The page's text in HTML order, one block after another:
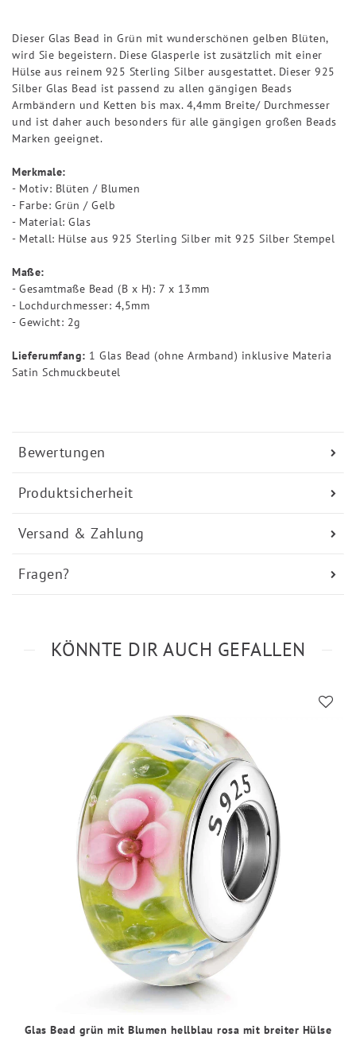
Bewertungen
Produktsicherheit
Versand & Zahlung
Fragen?
Dieser Glas Bead in Grün mit wunderschönen gelben Blüten,
wird Sie begeistern. Diese Glasperle ist zusätzlich mit einer
Hülse aus reinem 925 Sterling Silber ausgestattet. Dieser 925
Silber Glas Bead ist passend zu allen gängigen Beads
Armbändern und Ketten bis max. 4,4mm Breite/ Durchmesser
und ist daher auch besonders für alle gängigen großen Beads
Marken geeignet.
Merkmale:
- Motiv: Blüten / Blumen
- Farbe: Grün / Gelb
- Material: Glas
- Metall: Hülse aus 925 Sterling Silber mit 925 Silber Stempel
Maße:
- Gesamtmaße Bead (B x H): 7 x 13mm
- Lochdurchmesser: 4,5mm
- Gewicht: 2g
Lieferumfang: 1 Glas Bead (ohne Armband) inklusive Materia
Satin Schmuckbeutel
KÖNNTE DIR AUCH GEFALLEN
Glas Bead grün mit Blumen hellblau rosa mit breiter Hülse